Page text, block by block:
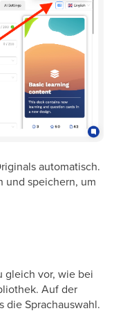
automatisch.
und speichern, um
gleich vor, wie bei
Auf der
die Sprachauswahl.